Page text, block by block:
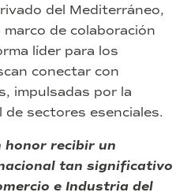
del Mediterráneo,
de colaboración
líder para los
conectar con
impulsadas por la
sectores esenciales.
honor recibir un
tan significativo
e Industria del